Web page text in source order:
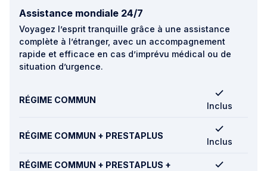
Assistance mondiale 24/7
Voyagez l’esprit tranquille grâce à une assistance
complète à l’étranger, avec un accompagnement
rapide et efficace en cas d’imprévu médical ou de
situation d’urgence.
RÉGIME COMMUN
Inclus
RÉGIME COMMUN + PRESTAPLUS
Inclus
RÉGIME COMMUN + PRESTAPLUS +